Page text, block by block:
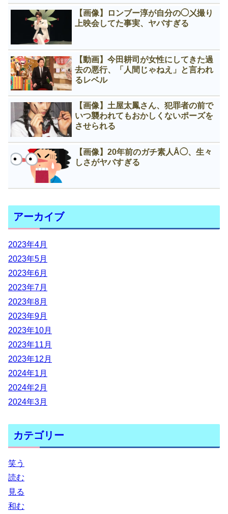
【画像】ロンブー淳が自分の◯㐅撮り
上映会してた事実、ヤバすぎる
【動画】今田耕司が女性にしてきた過
去の悪行、「人間じゃねえ」と言われ
るレベル
【画像】土屋太鳳さん、犯罪者の前で
いつ襲われてもおかしくないポーズを
させられる
【画像】20年前のガチ素人Å◯、生々
しさがヤバすぎる
アーカイブ
2023年4月
2023年5月
2023年6月
2023年7月
2023年8月
2023年9月
2023年10月
2023年11月
2023年12月
2024年1月
2024年2月
2024年3月
カテゴリー
笑う
読む
見る
和む